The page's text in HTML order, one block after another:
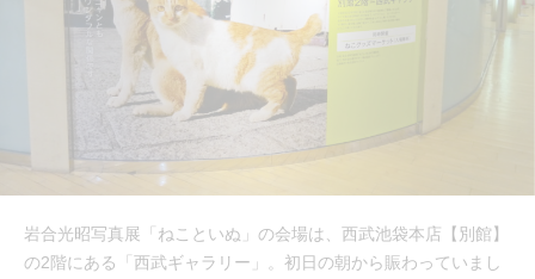
岩合光昭写真展「ねこといぬ」の会場は、西武池袋本店【別館】
の2階にある「西武ギャラリー」。初日の朝から賑わっていまし